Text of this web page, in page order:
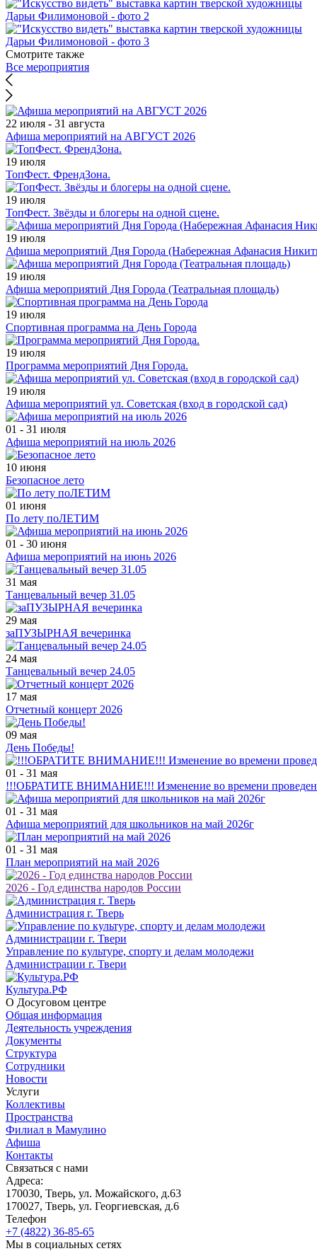
Смотрите также
Все мероприятия
22 июля - 31 августа
Афиша мероприятий на АВГУСТ 2026
19 июля
ТопФест. ФрендЗона.
19 июля
ТопФест. Звёзды и блогеры на одной сцене.
19 июля
Афиша мероприятий Дня Города (Набережная Афанасия
19 июля
Афиша мероприятий Дня Города (Театральная площадь)
19 июля
Спортивная программа на День Города
19 июля
Программа мероприятий Дня Города.
19 июля
Афиша мероприятий ул. Советская (вход в городской сад)
01 - 31 июля
Афиша мероприятий на июль 2026
10 июня
Безопасное лето
01 июня
По лету поЛЕТИМ
01 - 30 июня
Афиша мероприятий на июнь 2026
31 мая
Танцевальный вечер 31.05
29 мая
заПУЗЫРНАЯ вечеринка
24 мая
Танцевальный вечер 24.05
17 мая
Отчетный концерт 2026
09 мая
День Победы!
01 - 31 мая
!!!ОБРАТИТЕ ВНИМАНИЕ!!! Изменение во времени проведения
01 - 31 мая
Афиша мероприятий для школьников на май 2026г
01 - 31 мая
План мероприятий на май 2026
2026 - Год единства народов России
Администрация г. Тверь
Управление по культуре, спорту и делам молодежи
Администрации г. Твери
Культура.РФ
О Досуговом центре
Общая информация
Деятельность учреждения
Документы
Структура
Сотрудники
Новости
Услуги
Коллективы
Пространства
Филиал в Мамулино
Афиша
Контакты
Связаться с нами
Адреса:
170030, Тверь, ул. Можайского, д.63
170027, Тверь, ул. Георгиевская, д.6
Телефон
+7 (4822) 36-85-65
Мы в социальных сетях